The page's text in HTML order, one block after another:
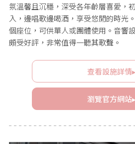
氛溫馨且沉穩，深受各年齡層喜愛，
入，邊唱歌邊喝酒，享受悠閒的時光
個座位，可供單人或團體使用。音響
頗受好評，非常值得一聽其歌聲。
查看設施詳情▸
瀏覽官方網站▸